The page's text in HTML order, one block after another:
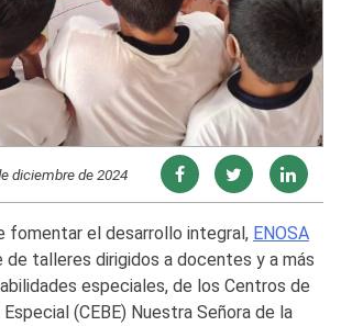
diciembre de 2024
fomentar el desarrollo integral, ENOSA
de talleres dirigidos a docentes y a más
especiales, de los Centros de
(CEBE) Nuestra Señora de la